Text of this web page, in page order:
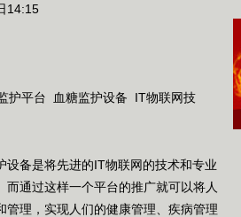
14:15
护平台 血糖监护设备
IT物联网技
备是将先进的IT物联网的技术和专业
通过这样一个平台的推广就可以将人
理，实现人们的健康管理、疾病管理